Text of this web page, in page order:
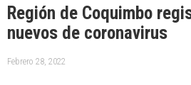
Región de Coquimbo
nuevos de coronavirus
Febrero 28, 2022